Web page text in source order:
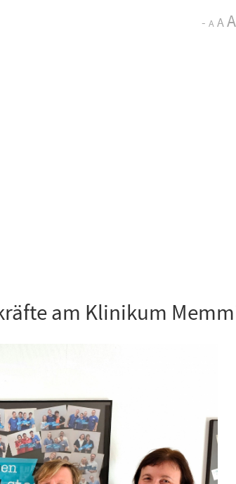
- AAA
am Klinikum